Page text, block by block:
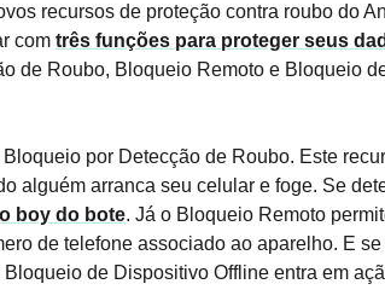
recursos de proteção contra roubo do
com três funções para proteger seus
de Roubo, Bloqueio Remoto e Bloqueio
por Detecção de Roubo. Este
alguém arranca seu celular e foge. Se
o boy do bote. Já o Bloqueio Remoto
de telefone associado ao aparelho. E se
de Dispositivo Offline entra em